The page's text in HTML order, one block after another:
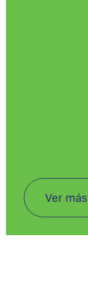
Ver más